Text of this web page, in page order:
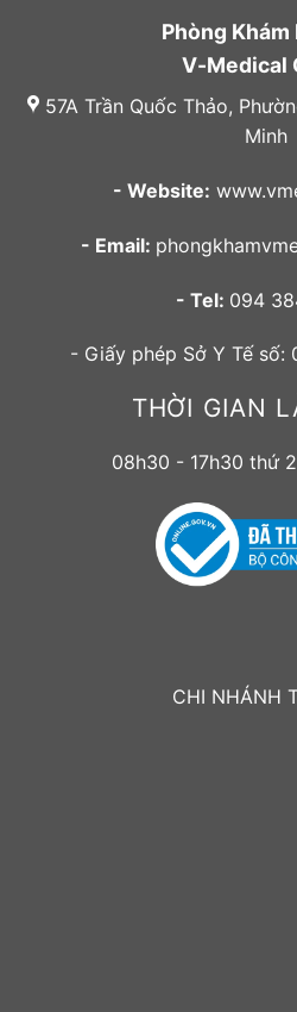
Phòng Khám
V-Medical
57A Trần Quốc Thảo,
Minh
- Website:
- Email:
- Tel: 094
- Giấy phép Sở Y Tế số:
THỜI GIAN
08h30 - 17h30 thứ
CHI NHÁNH